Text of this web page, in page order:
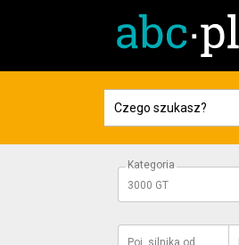
Kategoria
3000 GT
Poj. silnika od